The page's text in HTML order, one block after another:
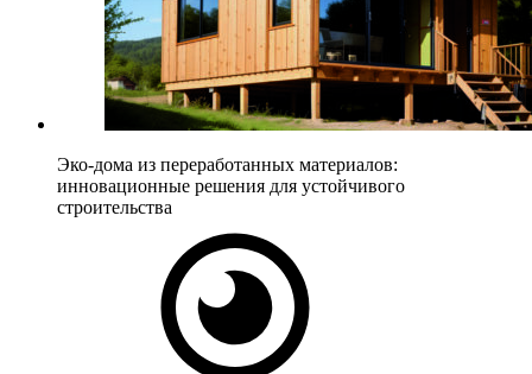
Эко-дома из переработанных материалов:
инновационные решения для устойчивого
строительства